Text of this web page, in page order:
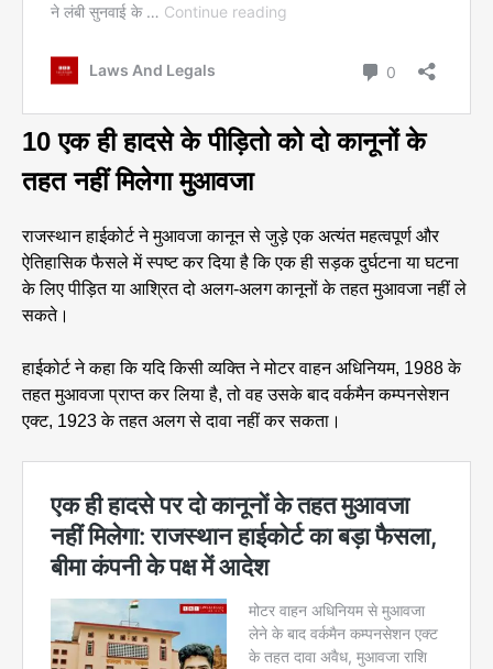
10 एक ही हादसे के पीड़ितो को दो कानूनों के
तहत नहीं मिलेगा मुआवजा
राजस्थान हाईकोर्ट ने मुआवजा कानून से जुड़े एक अत्यंत महत्वपूर्ण और
ऐतिहासिक फैसले में स्पष्ट कर दिया है कि एक ही सड़क दुर्घटना या घटना
के लिए पीड़ित या आश्रित दो अलग-अलग कानूनों के तहत मुआवजा नहीं ले
सकते।
हाईकोर्ट ने कहा कि यदि किसी व्यक्ति ने मोटर वाहन अधिनियम, 1988 के
तहत मुआवजा प्राप्त कर लिया है, तो वह उसके बाद वर्कमैन कम्पनसेशन
एक्ट, 1923 के तहत अलग से दावा नहीं कर सकता।